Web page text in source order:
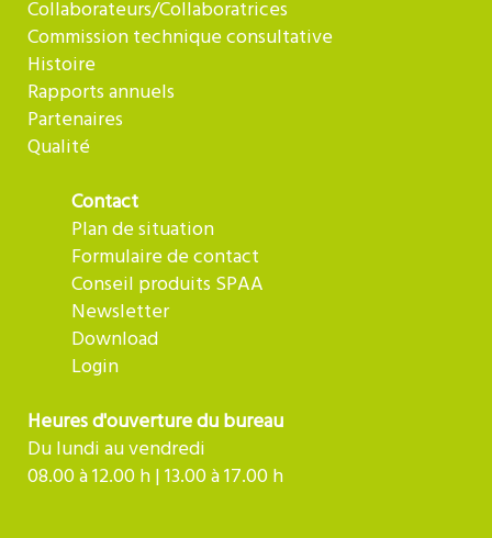
Collaborateurs/Collaboratrices
Commission technique consultative
Histoire
Rapports annuels
Partenaires
Qualité
Contact
Plan de situation
Formulaire de contact
Conseil produits SPAA
Newsletter
Download
Login
Heures d'ouverture du bureau
Du lundi au vendredi
08.00 à 12.00 h | 13.00 à 17.00 h